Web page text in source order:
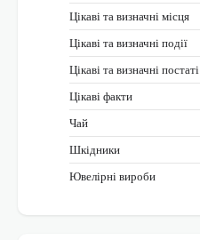
Цікаві та визначні місця
Цікаві та визначні події
Цікаві та визначні постаті
Цікаві факти
Чай
Шкідники
Ювелірні вироби